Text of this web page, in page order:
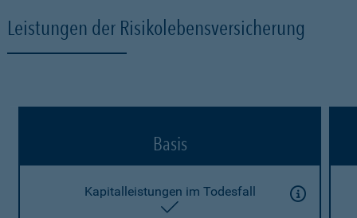
Leistungen der Risikolebensversicherung
Basis
Kapitalleistungen im Todesfall